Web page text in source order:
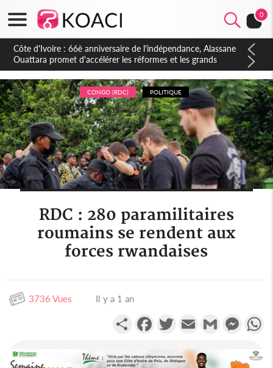
0
Côte d'Ivoire : À Abidjan, Amadou Oury Bah admire le modèle
ivoirien et veut s'en inspirer pour accélérer le développement
de la Guinée
CONGO (RDC) POLITIQUE
RDC : 280 paramilitaires
roumains se rendent aux
forces rwandaises
3736 Vues Il y a 1 an
PartagerFacebookTwitterEmail Gmail